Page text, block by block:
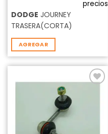
precios
DODGE JOURNEY
TRASERA(CORTA)
AGREGAR